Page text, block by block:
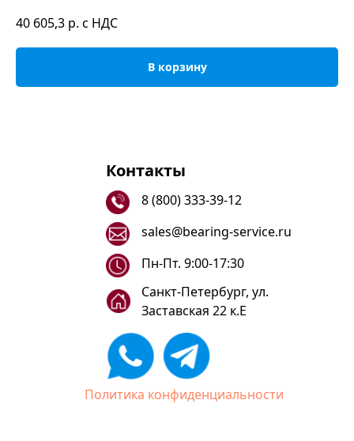
40 605,3 р. с НДС
В корзину
Контакты
8 (800) 333-39-12
sales@bearing-service.ru
Санкт-Петербург, ул.
Заставская 22 к.Е
Пн-Пт. 9:00-17:30
Политика конфиденциальности